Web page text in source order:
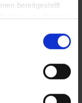
bereitgestellt
der Dienste
stehen in